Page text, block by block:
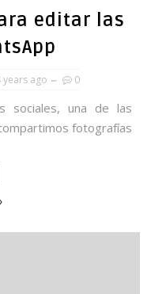
editar las
years ago 0
una de las
fotografías